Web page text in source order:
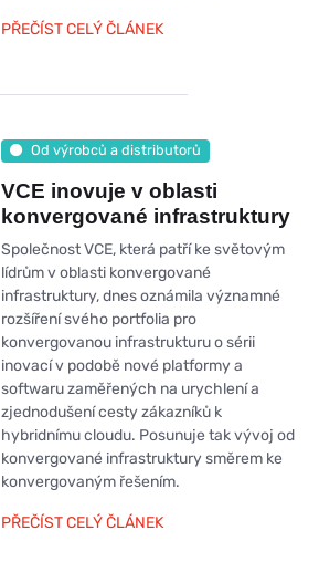
PŘEČÍST CELÝ ČLÁNEK
Od výrobců a distributorů
VCE inovuje v oblasti
konvergované infrastruktury
Společnost VCE, která patří ke světovým
lídrům v oblasti konvergované
infrastruktury, dnes oznámila významné
rozšíření svého portfolia pro
konvergovanou infrastrukturu o sérii
inovací v podobě nové platformy a
softwaru zaměřených na urychlení a
zjednodušení cesty zákazníků k
hybridnímu cloudu. Posunuje tak vývoj od
konvergované infrastruktury směrem ke
konvergovaným řešením.
PŘEČÍST CELÝ ČLÁNEK